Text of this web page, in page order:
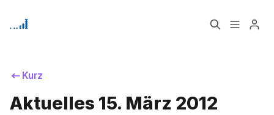
Home
Kurz
Aktuelles 15. März 2012